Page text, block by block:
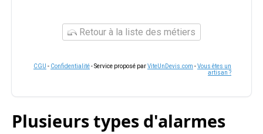
Retour à la liste des métiers
CGU - Confidentialité- Service proposé parViteUnDevis.com -Vous êtes un
artisan ?
Plusieurs types d'alarmes